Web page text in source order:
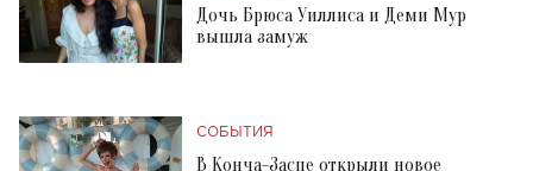
Дочь Брюса Уиллиса и Деми Мур
вышла замуж
СОБЫТИЯ
В Конча-Заспе открыли новое